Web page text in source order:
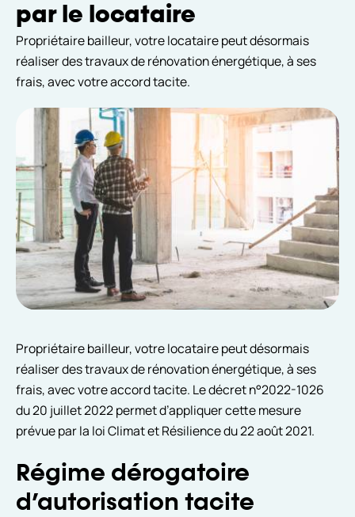
par le locataire
Propriétaire bailleur, votre locataire peut désormais
réaliser des travaux de rénovation énergétique, à ses
frais, avec votre accord tacite.
Propriétaire bailleur, votre locataire peut désormais
réaliser des travaux de rénovation énergétique, à ses
frais, avec votre accord tacite. Le décret n°2022-1026
du 20 juillet 2022 permet d’appliquer cette mesure
prévue par la loi Climat et Résilience du 22 août 2021.
Régime dérogatoire
d’autorisation tacite